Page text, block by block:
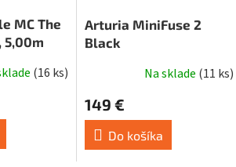
MC The
5,00m
(16 ks)
Arturia MiniFuse 2
Black
Na sklade (11 ks)
149 €
Do košíka